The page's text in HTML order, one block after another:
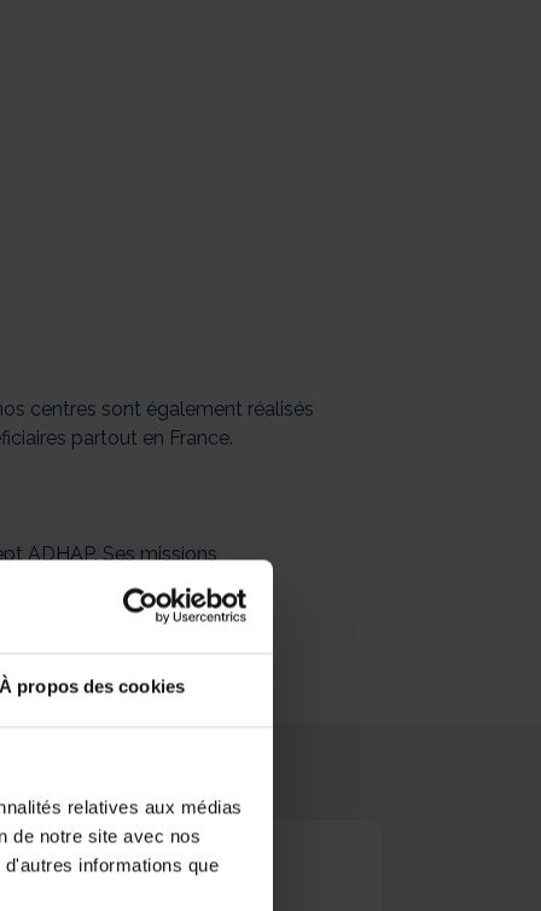
À propos des cookies
relatives aux médias
de notre site avec nos
informations que
centres sont également réalisés
partout en France.
ADHAP. Ses missions
nos interventions en mode